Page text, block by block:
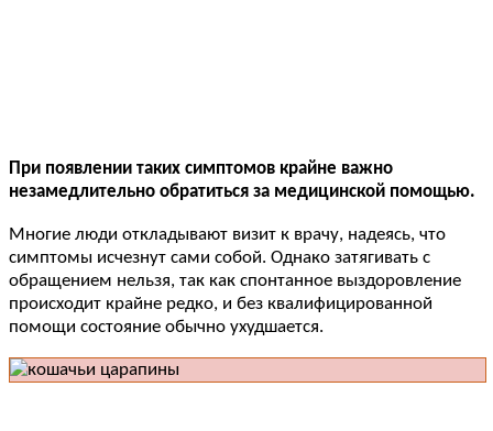
При появлении таких симптомов крайне важно
незамедлительно обратиться за медицинской помощью.
Многие люди откладывают визит к врачу, надеясь, что
симптомы исчезнут сами собой. Однако затягивать с
обращением нельзя, так как спонтанное выздоровление
происходит крайне редко, и без квалифицированной
помощи состояние обычно ухудшается.